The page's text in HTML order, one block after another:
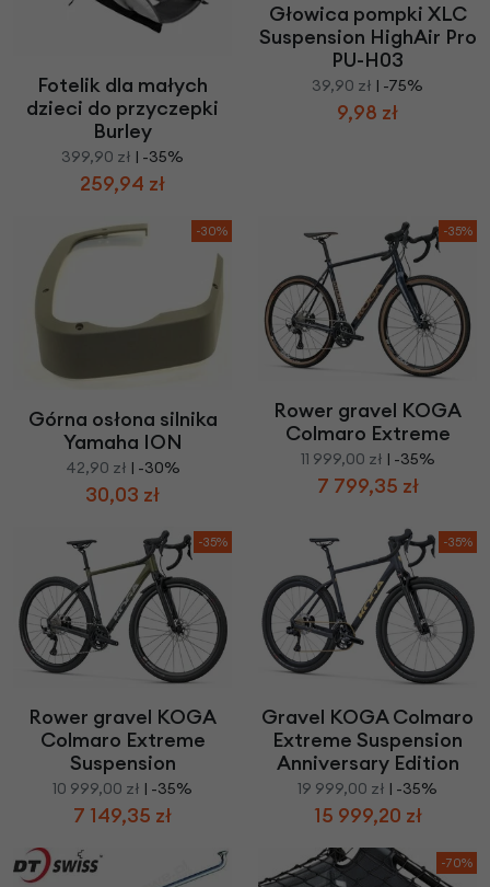
Fotelik dla małych
dzieci do przyczepki
Burley
399,90 zł | -35%
259,94 zł
Głowica pompki XLC
Suspension HighAir Pro
PU-H03
39,90 zł | -75%
9,98 zł
-30%
Górna osłona silnika
Yamaha ION
42,90 zł | -30%
30,03 zł
-35%
Rower gravel KOGA
Colmaro Extreme
11 999,00 zł | -35%
7 799,35 zł
-35%
Rower gravel KOGA
Colmaro Extreme
Suspension
10 999,00 zł | -35%
7 149,35 zł
-35%
Gravel KOGA Colmaro
Extreme Suspension
Anniversary Edition
19 999,00 zł | -35%
15 999,20 zł
-70%